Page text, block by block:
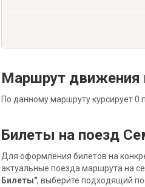
Маршрут движения
По данному маршруту курсирует 0
Билеты на поезд
Для оформления билетов на
актуальные поезда маршрута на
Билеты", выберите подходящий